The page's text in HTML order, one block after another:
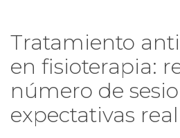
Tratamiento
en fisioterapia:
número de
expectativas